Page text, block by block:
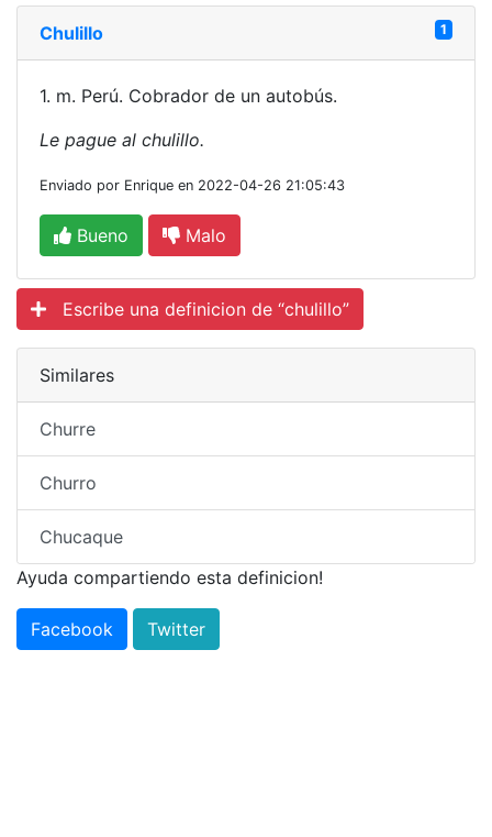
Chulillo 1
1. m. Perú. Cobrador de un autobús.
Le pague al chulillo.
Enviado por Enrique en 2022-04-26 21:05:43
Bueno Malo
Escribe una definicion de “chulillo”
Similares
Churre
Churro
Chucaque
Ayuda compartiendo esta definicion!
Facebook Twitter